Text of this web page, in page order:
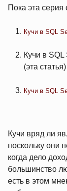
Пока эта серия
Кучи в SQL
Кучи в SQL
(эта статья)
Кучи в SQL
Кучи вряд ли
поскольку они
когда дело
большинство
есть в этом